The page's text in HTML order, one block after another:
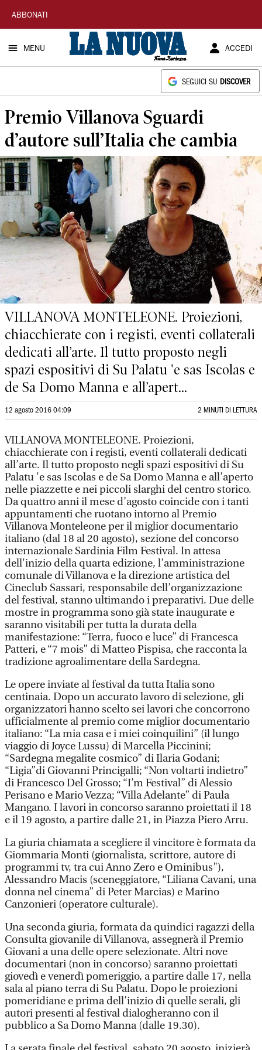
La
Nuova
Sardegna
ABBONATI
MENU ACCEDI
SEGUICI SU DISCOVER
Premio Villanova Sguardi
d’autore sull’Italia che cambia
VILLANOVA MONTELEONE. Proiezioni,
chiacchierate con i registi, eventi collaterali
dedicati all’arte. Il tutto proposto negli
spazi espositivi di Su Palatu 'e sas Iscolas e
de Sa Domo Manna e all’apert...
12 agosto 2016 04:09 2 MINUTI DI LETTURA
VILLANOVA MONTELEONE. Proiezioni,
chiacchierate con i registi, eventi collaterali dedicati
all’arte. Il tutto proposto negli spazi espositivi di Su
Palatu 'e sas Iscolas e de Sa Domo Manna e all’aperto
nelle piazzette e nei piccoli slarghi del centro storico.
Da quattro anni il mese d’agosto coincide con i tanti
appuntamenti che ruotano intorno al Premio
Villanova Monteleone per il miglior documentario
italiano (dal 18 al 20 agosto), sezione del concorso
internazionale Sardinia Film Festival. In attesa
dell'inizio della quarta edizione, l’amministrazione
comunale di Villanova e la direzione artistica del
Cineclub Sassari, responsabile dell’organizzazione
del festival, stanno ultimando i preparativi. Due delle
mostre in programma sono già state inaugurate e
saranno visitabili per tutta la durata della
manifestazione: “Terra, fuoco e luce” di Francesca
Patteri, e “7 mois” di Matteo Pispisa, che racconta la
tradizione agroalimentare della Sardegna.
Le opere inviate al festival da tutta Italia sono
centinaia. Dopo un accurato lavoro di selezione, gli
organizzatori hanno scelto sei lavori che concorrono
ufficialmente al premio come miglior documentario
italiano: “La mia casa e i miei coinquilini” (il lungo
viaggio di Joyce Lussu) di Marcella Piccinini;
“Sardegna megalite cosmico” di Ilaria Godani;
“Ligia”di Giovanni Princigalli; “Non voltarti indietro”
di Francesco Del Grosso; “I’m Festival” di Alessio
Perisano e Mario Vezza; “Villa Adelante” di Paula
Mangano. I lavori in concorso saranno proiettati il 18
e il 19 agosto, a partire dalle 21, in Piazza Piero Arru.
La giuria chiamata a scegliere il vincitore è formata da
Giommaria Monti (giornalista, scrittore, autore di
programmi tv, tra cui Anno Zero e Ominibus"),
Alessandro Macis (sceneggiatore, “Liliana Cavani, una
donna nel cinema” di Peter Marcias) e Marino
Canzonieri (operatore culturale).
Una seconda giuria, formata da quindici ragazzi della
Consulta giovanile di Villanova, assegnerà il Premio
Giovani a una delle opere selezionate. Altri nove
documentari (non in concorso) saranno proiettati
giovedì e venerdì pomeriggio, a partire dalle 17, nella
sala al piano terra di Su Palatu. Dopo le proiezioni
pomeridiane e prima dell’inizio di quelle serali, gli
autori presenti al festival dialogheranno con il
pubblico a Sa Domo Manna (dalle 19.30).